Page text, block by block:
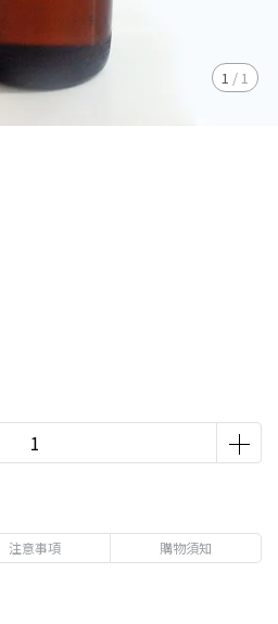
1 / 1
注意事項 購物須知